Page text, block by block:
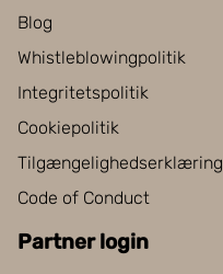
Blog
Whistleblowingpolitik
Integritetspolitik
Cookiepolitik
Tilgængelighedserklæring
Code of Conduct
Partner login